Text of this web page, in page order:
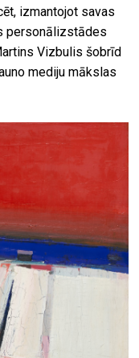
izmantojot savas
personālizstādes
Vizbulis šobrīd
mediju mākslas